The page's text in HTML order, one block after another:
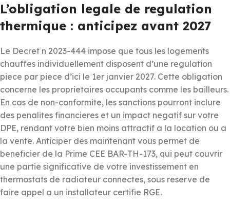
L’obligation legale de regulation
thermique : anticipez avant 2027
Le Decret n 2023-444 impose que tous les logements
chauffes individuellement disposent d’une regulation
piece par piece d’ici le 1er janvier 2027. Cette obligation
concerne les proprietaires occupants comme les bailleurs.
En cas de non-conformite, les sanctions pourront inclure
des penalites financieres et un impact negatif sur votre
DPE, rendant votre bien moins attractif a la location ou a
la vente. Anticiper des maintenant vous permet de
beneficier de la Prime CEE BAR-TH-173, qui peut couvrir
une partie significative de votre investissement en
thermostats de radiateur connectes, sous reserve de
faire appel a un installateur certifie RGE.